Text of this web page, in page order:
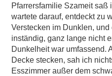
Pfarrersfamilie Szameit saß
wartete darauf, entdeckt zu
Verstecken im Dunklen,
inständig, ganz lange nicht
Dunkelheit war umfassend.
Decke stecken, sah ich
Esszimmer außer dem